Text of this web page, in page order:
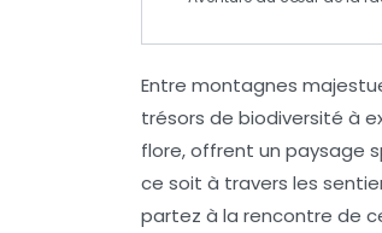
Entre montagnes
trésors de biodiversité à
flore, offrent un paysage
ce soit à travers les
partez à la rencontre de